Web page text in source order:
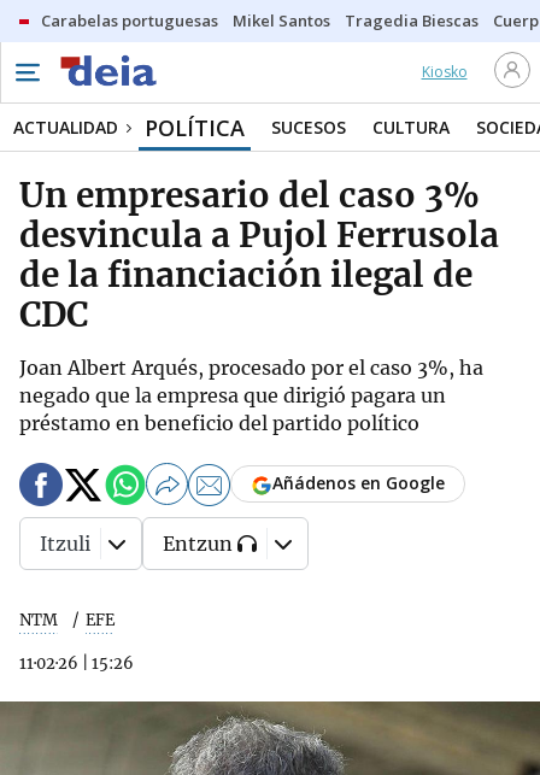
Carabelas portuguesas Mikel Santos Tragedia Biescas
Kiosko
ACTUALIDAD POLÍTICA SUCESOS CULTURA
Un empresario del caso 3%
desvincula a Pujol Ferrusola
de la financiación ilegal de
CDC
Joan Albert Arqués, procesado por el caso 3%, ha
negado que la empresa que dirigió pagara un
préstamo en beneficio del partido político
NTM EFE
11·02·26 15:26
Añádenos en Google
Itzuli Entzun